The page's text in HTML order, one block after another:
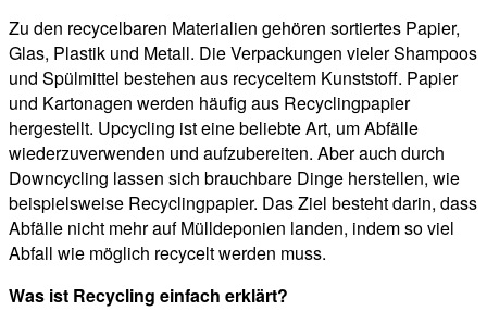
Zu den recycelbaren Materialien gehören sortiertes Papier,
Glas, Plastik und Metall. Die Verpackungen vieler Shampoos
und Spülmittel bestehen aus recyceltem Kunststoff. Papier
und Kartonagen werden häufig aus Recyclingpapier
hergestellt. Upcycling ist eine beliebte Art, um Abfälle
wiederzuverwenden und aufzubereiten. Aber auch durch
Downcycling lassen sich brauchbare Dinge herstellen, wie
beispielsweise Recyclingpapier. Das Ziel besteht darin, dass
Abfälle nicht mehr auf Mülldeponien landen, indem so viel
Abfall wie möglich recycelt werden muss.
Was ist Recycling einfach erklärt?